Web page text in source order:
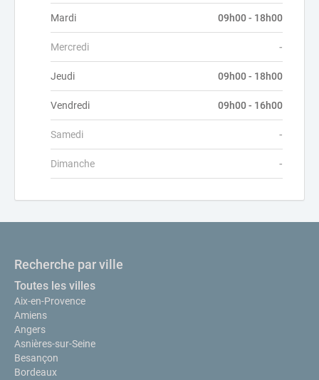
Mardi 09h00 - 18h00
Mercredi -
Jeudi 09h00 - 18h00
Vendredi 09h00 - 16h00
Samedi -
Dimanche -
Recherche par ville
Toutes les villes
Aix-en-Provence
Amiens
Angers
Asnières-sur-Seine
Besançon
Bordeaux